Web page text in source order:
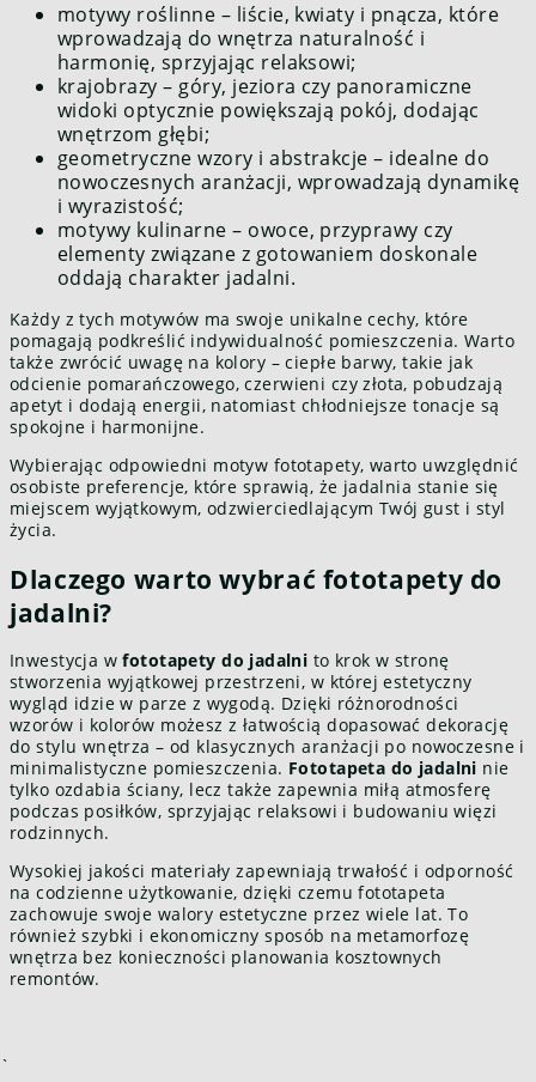
motywy roślinne – liście, kwiaty i pnącza, które
wprowadzają do wnętrza naturalność i
harmonię, sprzyjając relaksowi;
krajobrazy – góry, jeziora czy panoramiczne
widoki optycznie powiększają pokój, dodając
wnętrzom głębi;
geometryczne wzory i abstrakcje – idealne do
nowoczesnych aranżacji, wprowadzają dynamikę
i wyrazistość;
motywy kulinarne – owoce, przyprawy czy
elementy związane z gotowaniem doskonale
oddają charakter jadalni.
Każdy z tych motywów ma swoje unikalne cechy, które
pomagają podkreślić indywidualność pomieszczenia. Warto
także zwrócić uwagę na kolory – ciepłe barwy, takie jak
odcienie pomarańczowego, czerwieni czy złota, pobudzają
apetyt i dodają energii, natomiast chłodniejsze tonacje są
spokojne i harmonijne.
Wybierając odpowiedni motyw fototapety, warto uwzględnić
osobiste preferencje, które sprawią, że jadalnia stanie się
miejscem wyjątkowym, odzwierciedlającym Twój gust i styl
życia.
Dlaczego warto wybrać fototapety do
jadalni?
Inwestycja wfototapety do jadalni to krok w stronę
stworzenia wyjątkowej przestrzeni, w której estetyczny
wygląd idzie w parze z wygodą. Dzięki różnorodności
wzorów i kolorów możesz z łatwością dopasować dekorację
do stylu wnętrza – od klasycznych aranżacji po nowoczesne i
minimalistyczne pomieszczenia. Fototapeta do jadalni nie
tylko ozdabia ściany, lecz także zapewnia miłą atmosferę
podczas posiłków, sprzyjając relaksowi i budowaniu więzi
rodzinnych.
Wysokiej jakości materiały zapewniają trwałość i odporność
na codzienne użytkowanie, dzięki czemu fototapeta
zachowuje swoje walory estetyczne przez wiele lat. To
również szybki i ekonomiczny sposób na metamorfozę
wnętrza bez konieczności planowania kosztownych
remontów.
`